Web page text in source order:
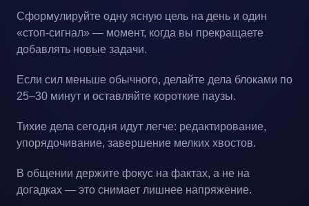
Сформулируйте одну ясную цель на день и один
«стоп-сигнал» — момент, когда вы прекращаете
добавлять новые задачи.
Если сил меньше обычного, делайте дела блоками по
25–30 минут и оставляйте короткие паузы.
Тихие дела сегодня идут легче: редактирование,
упорядочивание, завершение мелких хвостов.
В общении держите фокус на фактах, а не на
догадках — это снимает лишнее напряжение.